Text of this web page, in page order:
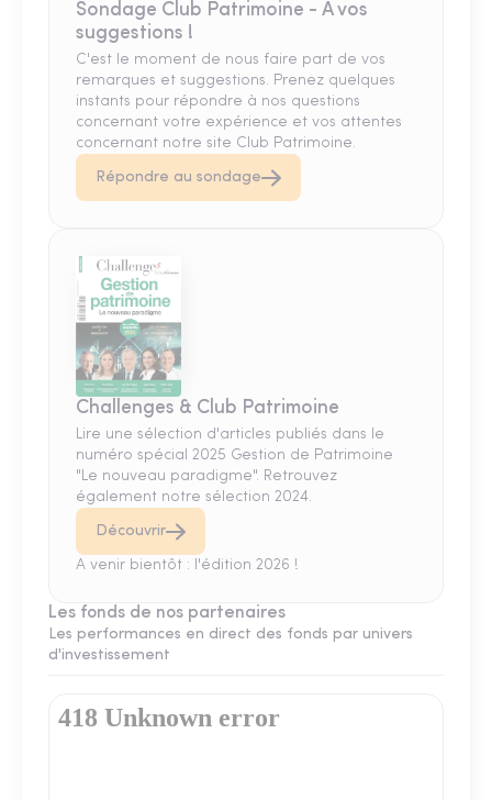
Sondage Club Patrimoine - A vos
suggestions !
C'est le moment de nous faire part de vos
remarques et suggestions. Prenez quelques
instants pour répondre à nos questions
concernant votre expérience et vos attentes
concernant notre site Club Patrimoine.
Répondre au sondage
Challenges & Club Patrimoine
Lire une sélection d'articles publiés dans le
numéro spécial 2025 Gestion de Patrimoine
"Le nouveau paradigme". Retrouvez
également notre sélection 2024.
Découvrir
A venir bientôt : l'édition 2026 !
Les fonds de nos partenaires
Les performances en direct des fonds par univers
d'investissement